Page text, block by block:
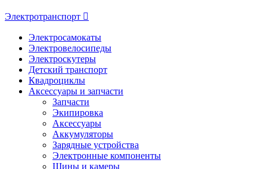
Электротранспорт
Электросамокаты
Электровелосипеды
Электроскутеры
Детский транспорт
Квадроциклы
Аксессуары и запчасти
Запчасти
Экипировка
Аксессуары
Аккумуляторы
Зарядные устройства
Электронные компоненты
Шины и камеры